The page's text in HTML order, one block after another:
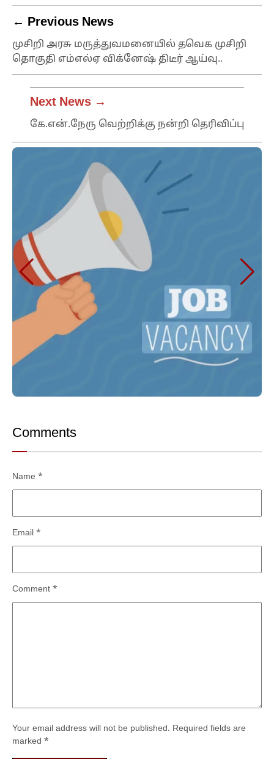
← Previous News
முசிறி அரசு மருத்துவமனையில் தவெக முசிறி
தொகுதி எம்எல்ஏ விக்னேஷ் திடீர் ஆய்வு..
Next News →
கே.என்.நேரு வெற்றிக்கு நன்றி தெரிவிப்பு
Comments
Your email address will not be published. Required fields are
marked *
Comment *
Name *
Email *